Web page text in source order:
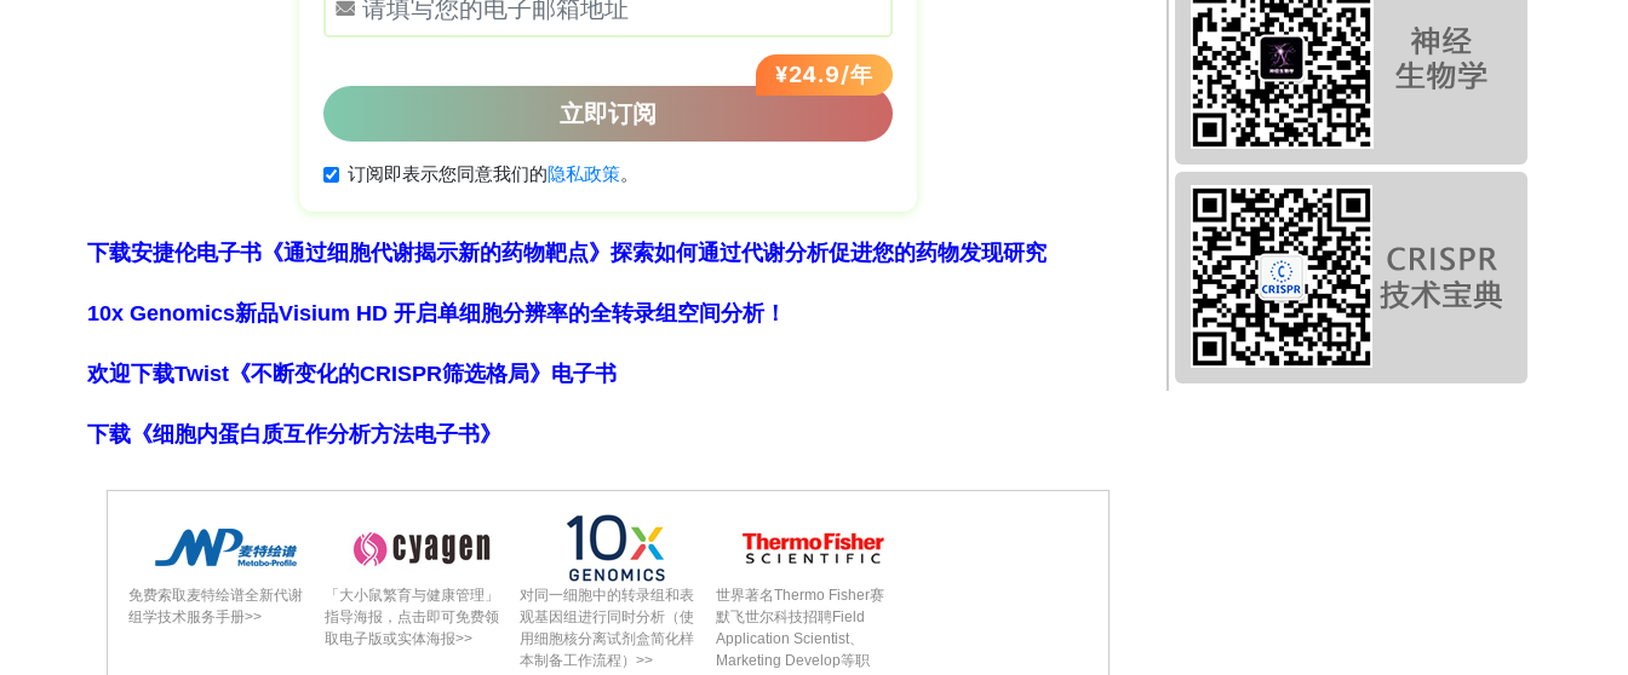
末端测序方式。变异调用采用Sentieon工作流程。根据美国医学遗传学和基因组学学院
（ACMG）的变异分类指南，识别出罕见的致害性变异。根据所有可能的孟德尔遗传模式，包
括可变的外显率和表现度，优先考虑新生变异及其他被认定为致病的变异。通过通路富集分
析、蛋白质-蛋白质相互作用分析以及基因表达分析，试图阐明相关基因的生物学功能。
所有病例均为综合征类型，除了肢体畸形外，还伴有其他颅面特征。在4例单纯型病例中，全外
另外4例单纯型患者中，则在与正常颅面和肢体发育相关的基因（如
FOXD4L1、FAM170A、TRIM74、TRIM73和PRDM9
一致。大多数观察到的变异为新生变异，其中一些还是首次发现的。功能基因组分析进一步支
结论
虽然有些病例可归因于单基因综合征（如与NIPBL相关的柯尼利亚·德朗格综合征），但其他病
例可能是由多种综合征共同导致的。如果这些研究结果能在更多人群中得到验证，将为复发风
险评估、遗传咨询以及临床治疗提供依据。
下载安捷伦电子书《通过细胞代谢揭示新的药物靶点》探索如何通过代谢分析促进您的药物发现研究
10x Genomics新品Visium HD 开启单细胞分辨率的全转录组空间分析！
欢迎下载Twist《不断变化的CRISPR筛选格局》电子书
下载《细胞内蛋白质互作分析方法电子书》
免费索取麦特绘谱全新代谢
组学技术服务手册>>
「大小鼠繁育与健康管理」
指导海报，点击即可免费领
取电子版或实体海报>>
对同一细胞中的转录组和表
观基因组进行同时分析（使
用细胞核分离试剂盒简化样
本制备工作流程）>>
世界著名Thermo Fisher赛
默飞世尔科技招聘Field
Application Scientist、
Marketing Develop等职